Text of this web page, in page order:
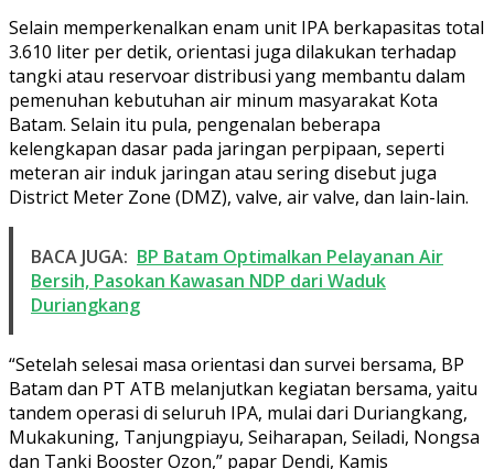
Selain memperkenalkan enam unit IPA berkapasitas total
3.610 liter per detik, orientasi juga dilakukan terhadap
tangki atau reservoar distribusi yang membantu dalam
pemenuhan kebutuhan air minum masyarakat Kota
Batam. Selain itu pula, pengenalan beberapa
kelengkapan dasar pada jaringan perpipaan, seperti
meteran air induk jaringan atau sering disebut juga
District Meter Zone (DMZ), valve, air valve, dan lain-lain.
BACA JUGA: BP Batam Optimalkan Pelayanan Air
Bersih, Pasokan Kawasan NDP dari Waduk
Duriangkang
“Setelah selesai masa orientasi dan survei bersama, BP
Batam dan PT ATB melanjutkan kegiatan bersama, yaitu
tandem operasi di seluruh IPA, mulai dari Duriangkang,
Mukakuning, Tanjungpiayu, Seiharapan, Seiladi, Nongsa
dan Tanki Booster Ozon,” papar Dendi, Kamis